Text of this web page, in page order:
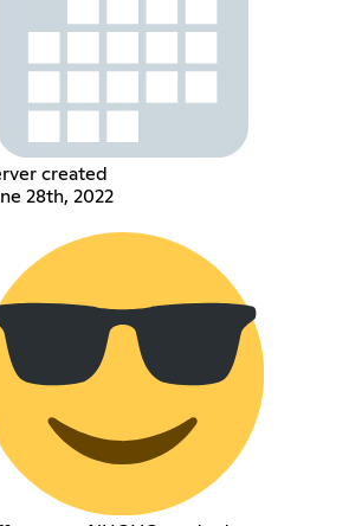
created
28th, 2022